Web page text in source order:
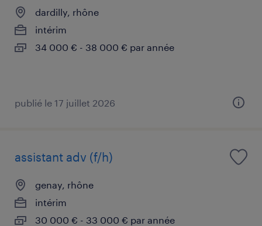
dardilly, rhône
intérim
34 000 € - 38 000 € par année
publié le 17 juillet 2026
assistant adv (f/h)
genay, rhône
intérim
30 000 € - 33 000 € par année